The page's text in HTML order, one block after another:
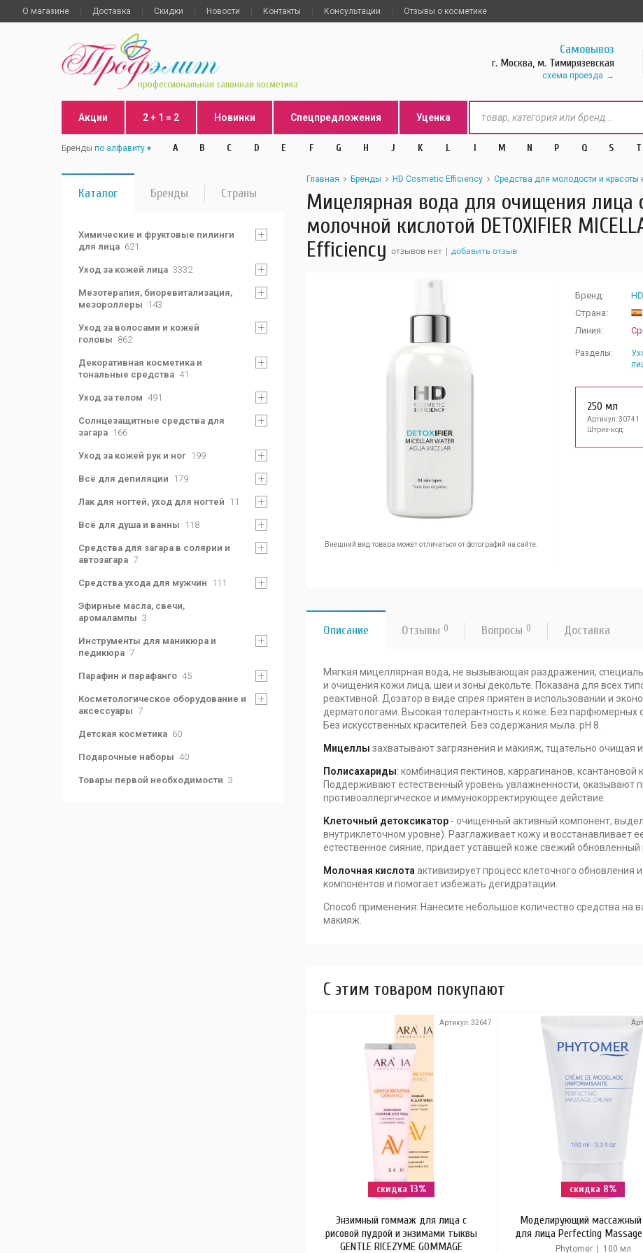
О магазине Доставка Скидки Новости Контакты Консультации Отзывы о косметике
профессиональная салонная косметика
Самовывоз
г. Москва, м. Тимирязевская
схема проезда
Акции 2 + 1 = 2 Новинки Спецпредложения Уценка
Бренды по алфавиту A B C D E F G H J K L l M N P Q S T
Каталог Бренды Страны
Химические и фруктовые пилинги
для лица 621
Уход за кожей лица 3332
Мезотерапия, биоревитализация,
мезороллеры 143
Уход за волосами и кожей
головы 862
Декоративная косметика и
тональные средства 41
Уход за телом 491
Солнцезащитные средства для
загара 166
Уход за кожей рук и ног 199
Всё для депиляции 179
Лак для ногтей, уход для ногтей 11
Всё для душа и ванны 118
Средства для загара в солярии и
автозагара 7
Средства ухода для мужчин 111
Эфирные масла, свечи,
аромалампы 3
Инструменты для маникюра и
педикюра 7
Парафин и парафанго 45
Косметологическое оборудование и
аксессуары 7
Детская косметика 60
Подарочные наборы 40
Товары первой необходимости 3
Главная Бренды HD Cosmetic Efficiency Средства для молодости и красоты
Мицелярная вода для очищения лица
молочной кислотой DETOXIFIER
Efficiency отзывов нет | добавить отзыв
Внешний вид товара может отличаться от фотографий на сайте.
Бренд:
Страна:
Линия:
Разделы:
250 мл
Артикул: 30741
Штрих-код:
Описание Отзывы 0 Вопросы 0 Доставка
Мягкая мицеллярная вода, не вызывающая раздражения,
и очищения кожи лица, шеи и зоны декольте. Показана для всех
реактивной. Дозатор в виде спрея приятен в использовании и
дерматологами. Высокая толерантность к коже. Без парфюмерных
Без искусственных красителей. Без содержания мыла. pH 8.
Мицеллы захватывают загрязнения и макияж, тщательно очищая
Полисахариды: комбинация пектинов, каррагинанов, ксантановой
Поддерживают естественный уровень увлажненности, оказывают
противоаллергическое и иммунокорректирующее действие.
Клеточный детоксикатор- очищенный активный компонент,
внутриклеточном уровне). Разглаживает кожу и восстанавливает
естественное сияние, придает уставшей коже свежий обновленный
Молочная кислота активизирует процесс клеточного обновления
компонентов и помогает избежать дегидратации.
Способ применения: Нанесите небольшое количество средства
макияж.
C этим товаром покупают
Артикул:32647
скидка 13%
Энзимный гоммаж для лица с
рисовой пудрой и энзимами тыквы
GENTLE RICEZYME GOMMAGE
скидка 8%
Моделирующий
для лица Perfecting Massage
Phytomer | 100 мл